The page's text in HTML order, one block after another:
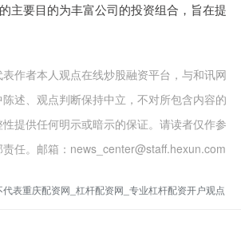
主要目的为丰富公司的投资组合，旨在提
表作者本人观点在线炒股融资平台，与和讯网
述、观点判断保持中立，不对所包含内容的
提供任何明示或暗示的保证。请读者仅作参
任。邮箱：news_center@staff.hexun.com
表重庆配资网_杠杆配资网_专业杠杆配资开户观点